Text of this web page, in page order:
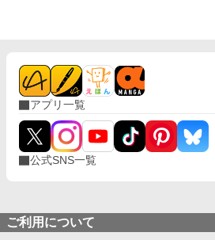
アプリ一覧
公式SNS一覧
ご利用について